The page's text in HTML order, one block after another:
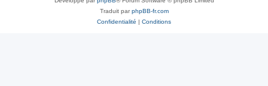
Traduit parphpBB-fr.com
Confidentialité | Conditions